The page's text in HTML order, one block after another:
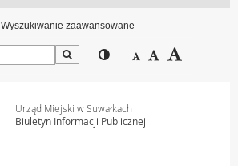
Wyszukiwanie zaawansowane
Szukaj Przełącz pomiędzy
Zmniejsz
Domyślny
Urząd Miejski w Suwałkach
Biuletyn Informacji Publicznej